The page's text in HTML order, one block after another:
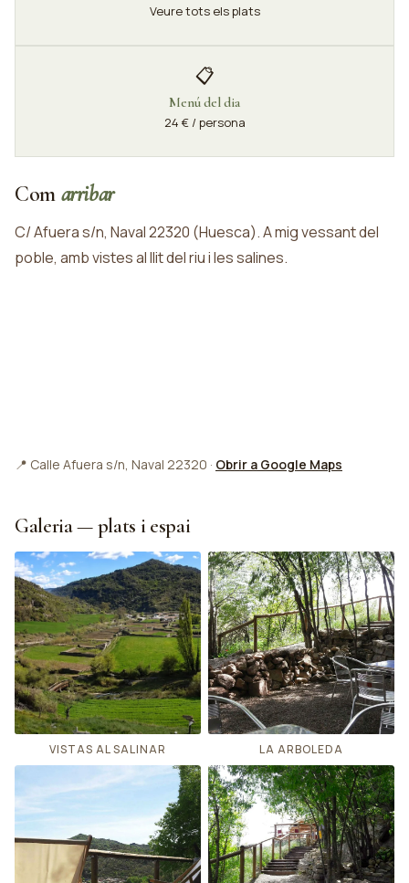
Veure tots els plats
📋
Menú del dia
24 € / persona
Com arribar
C/ Afuera s/n, Naval 22320 (Huesca). A mig vessant del
poble, amb vistes al llit del riu i les salines.
📍 Calle Afuera s/n, Naval 22320 · Obrir a Google Maps
Galeria — plats i espai
VISTAS AL SALINAR LA ARBOLEDA